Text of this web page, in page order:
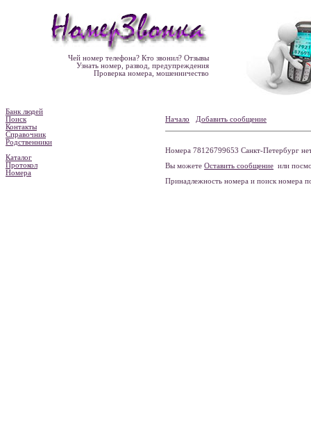
Чей номер телефона? Кто звонил? Отзывы
Узнать номер, развод, предупреждения
Проверка номера, мошенничество
Банк людей
Поиск
Контакты
Справочник
Родственники
Каталог
Протокол
Номера
Начало Добавить сообщение
Номера 78126799653 Санкт-Петербург
Вы можете Оставить сообщение или
Принадлежность номера и поиск номера